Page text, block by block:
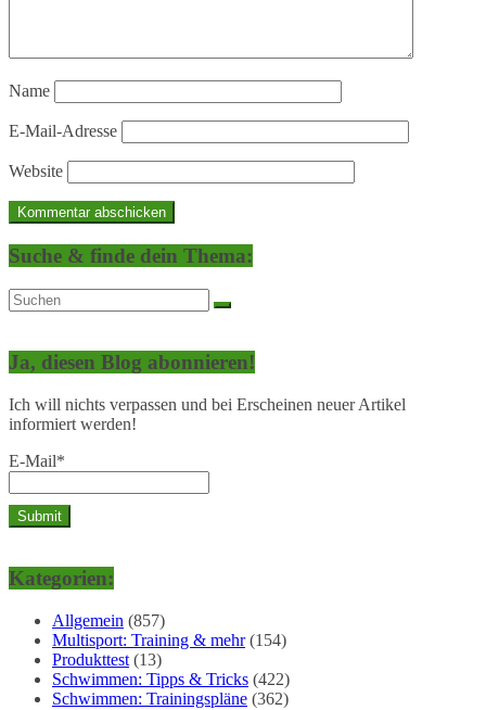
Name
E-Mail-Adresse
Website
Suche & finde dein Thema:
Ja, diesen Blog abonnieren!
Ich will nichts verpassen und bei Erscheinen neuer Artikel
informiert werden!
E-Mail*
Kategorien:
Allgemein (857)
Multisport: Training & mehr(154)
Produkttest (13)
Schwimmen: Tipps & Tricks (422)
Schwimmen: Trainingspläne (362)